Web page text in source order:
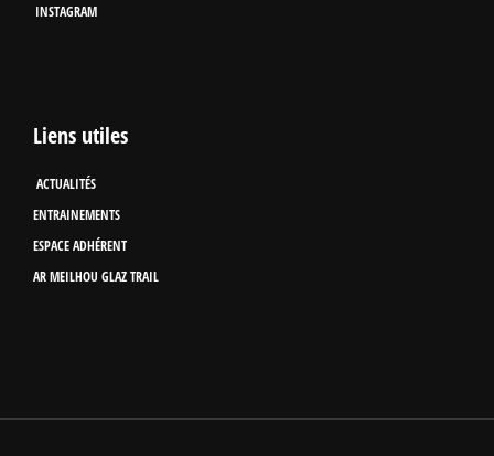
INSTAGRAM
Liens utiles
ACTUALITÉS
ENTRAINEMENTS
ESPACE ADHÉRENT
AR MEILHOU GLAZ TRAIL